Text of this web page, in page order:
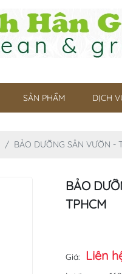
SẢN PHẨM DỊCH
BẢO DƯỠNG SÂN VƯỜN -
BẢO
TPHCM
Giá: Liên